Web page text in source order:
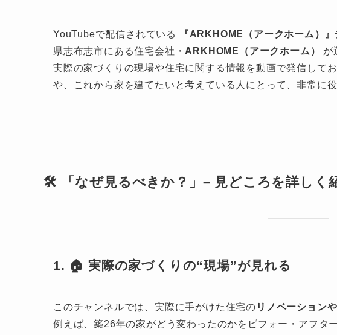
YouTubeで配信されている 『ARKHOME（アークホーム）
県志布志市にある住宅会社・ ARKHOME（アークホーム）
が
実際の家づくりの現場や住宅に関する情報を動画で発信して
や、これから家を建てたいと考えている人にとって、非常に
🛠️ 「なぜ見るべきか？」– 見どころを詳しく
1. 🏠 実際の家づくりの“現場”が見れる
このチャンネルでは、実際に手がけた住宅の リノベーション
例えば、築26年の家がどう変わったのかをビフォー・アフタ